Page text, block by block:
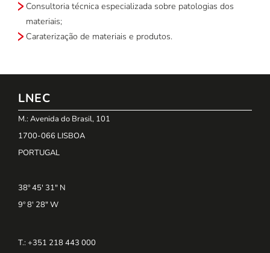
Consultoria técnica especializada sobre patologias dos
materiais;
Caraterização de materiais e produtos.
LNEC
M.: Avenida do Brasil, 101
1700-066 LISBOA
PORTUGAL
38º 45' 31" N
9º 8' 28" W
T.: +351 218 443 000